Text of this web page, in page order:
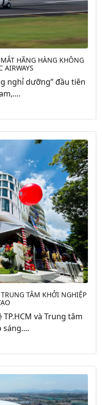
HÃNG HÀNG KHÔNG
AIRWAYS
nghỉ dưỡng” đầu tiên
TÂM KHỞI NGHIỆP
và Trung tâm
sáng....